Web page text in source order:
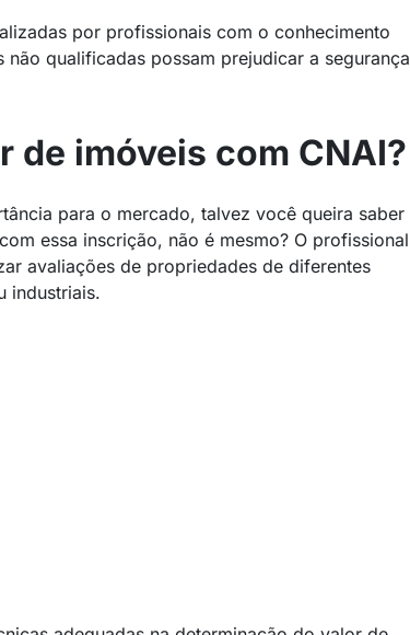
por profissionais com o conhecimento
qualificadas possam prejudicar a segurança
de imóveis com CNAI?
para o mercado, talvez você queira saber
essa inscrição, não é mesmo? O profissional
avaliações de propriedades de diferentes
industriais.